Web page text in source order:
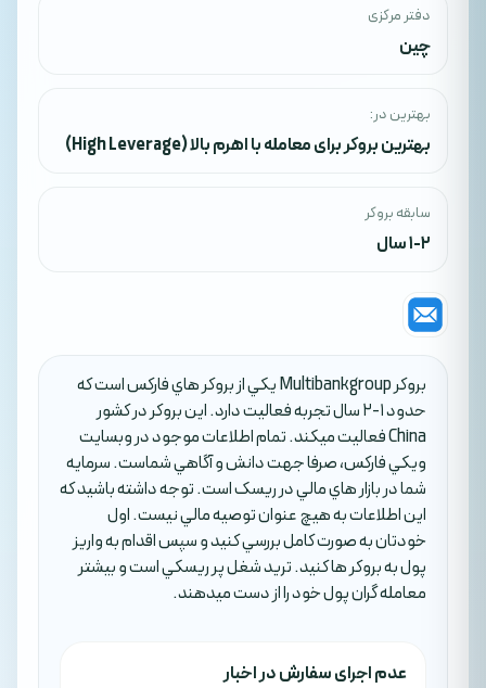
دفتر مرکزی
چین
بهترین در:
بهترین بروکر برای معامله با اهرم بالا (High Leverage)
سابقه بروکر
1-2 سال
بروکر Multibankgroup يکي از بروکر هاي فارکس است که
حدود 1-2 سال تجربه فعاليت دارد. اين بروکر در کشور
China فعاليت ميکند. تمام اطلاعات موجود در وبسايت
ويکي فارکس، صرفا جهت دانش و آگاهي شماست. سرمايه
شما در بازار هاي مالي در ريسک است. توجه داشته باشيد که
اين اطلاعات به هيچ عنوان توصيه مالي نيست. اول
خودتان به صورت کامل بررسي کنيد و سپس اقدام به واريز
پول به بروکر ها کنيد. تريد شغل پر ريسکي است و بيشتر
معامله گران پول خود را از دست ميدهند.
عدم اجرای سفارش در اخبار